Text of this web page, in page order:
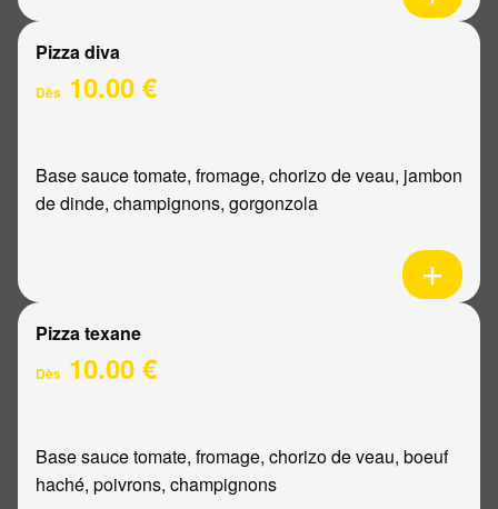
Pizza diva
Dès 10.00 €
Base sauce tomate, fromage, chorizo de veau, jambon
de dinde, champignons, gorgonzola
Pizza texane
Dès 10.00 €
Base sauce tomate, fromage, chorizo de veau, boeuf
haché, poivrons, champignons